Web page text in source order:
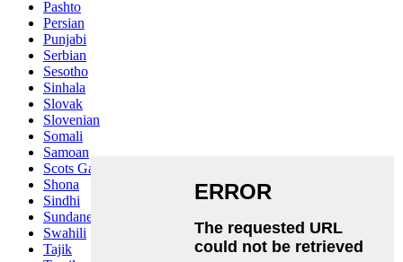
Pashto
Persian
Punjabi
Serbian
Sesotho
Sinhala
Slovak
Slovenian
Somali
Samoan
Scots Gaelic
Shona
Sindhi
Sundanese
Swahili
Tajik